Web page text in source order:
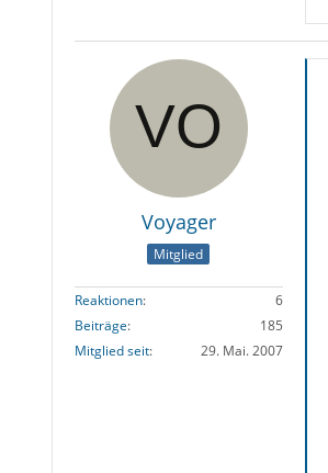
Voyager
Mitglied
Reaktionen
6
Beiträge
185
Mitglied seit
29. Mai. 2007